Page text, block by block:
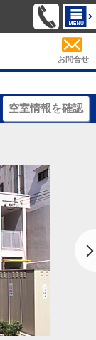
お問合せ
空室情報を確認